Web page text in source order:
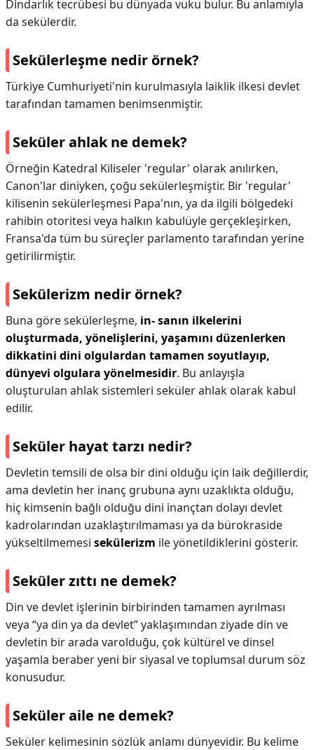
Dindarlık tecrübesi bu dünyada vuku bulur. Bu anlamıyla
da sekülerdir.
Sekülerleşme nedir örnek?
Türkiye Cumhuriyeti'nin kurulmasıyla laiklik ilkesi devlet
tarafından tamamen benimsenmiştir.
Seküler ahlak ne demek?
Örneğin Katedral Kiliseler 'regular' olarak anılırken,
Canon'lar diniyken, çoğu sekülerleşmiştir. Bir 'regular'
kilisenin sekülerleşmesi Papa'nın, ya da ilgili bölgedeki
rahibin otoritesi veya halkın kabulüyle gerçekleşirken,
Fransa'da tüm bu süreçler parlamento tarafından yerine
getirilirmiştir.
Sekülerizm nedir örnek?
Buna göre sekülerleşme, in- sanın ilkelerini
oluşturmada, yönelişlerini, yaşamını düzenlerken
dikkatini dini olgulardan tamamen soyutlayıp,
dünyevi olgulara yönelmesidir. Bu anlayışla
oluşturulan ahlak sistemleri seküler ahlak olarak kabul
edilir.
Seküler hayat tarzı nedir?
Devletin temsili de olsa bir dini olduğu için laik değillerdir,
ama devletin her inanç grubuna aynı uzaklıkta olduğu,
hiç kimsenin bağlı olduğu dini inançtan dolayı devlet
kadrolarından uzaklaştırılmaması ya da bürokraside
yükseltilmemesi sekülerizm ile yönetildiklerini gösterir.
Seküler zıttı ne demek?
Din ve devlet işlerinin birbirinden tamamen ayrılması
veya “ya din ya da devlet” yaklaşımından ziyade din ve
devletin bir arada varolduğu, çok kültürel ve dinsel
yaşamla beraber yeni bir siyasal ve toplumsal durum söz
konusudur.
Seküler aile ne demek?
Seküler kelimesinin sözlük anlamı dünyevidir. Bu kelime